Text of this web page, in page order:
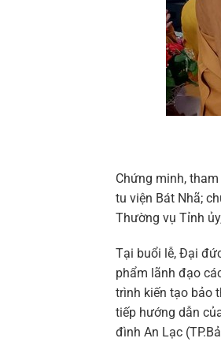
Chứng minh,
tu viện Bát Nhã;
Thường vụ Tỉnh
Tại buổi lễ, Đại
phẩm lãnh đạo
trình kiến tạo bảo
tiếp hướng dẫn
đình An Lạc